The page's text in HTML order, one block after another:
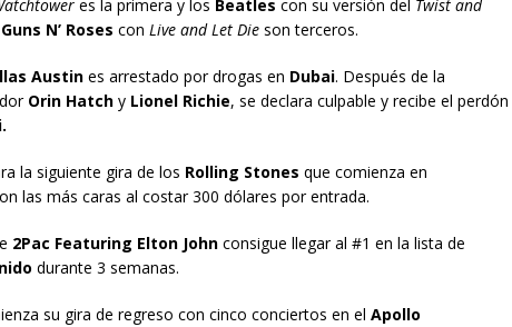
es la primera y los Beatles con su versión del Twist and
Guns N’ Roses con Live and Let Dieson terceros.
Austines arrestado por drogas en Dubai. Después de la
Orin Hatchy Lionel Richie, se declara culpable y recibe el perdón
la siguiente gira de los Rolling Stones que comienza en
las más caras al costar 300 dólares por entrada.
2Pac Featuring Elton Johnconsigue llegar al #1 en la lista de
durante 3 semanas.
su gira de regreso con cinco conciertos en el Apollo